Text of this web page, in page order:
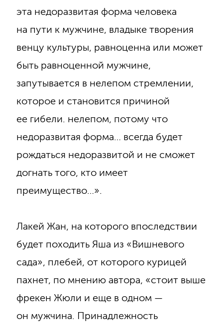
эта недоразвитая форма человека
на пути к мужчине, владыке творения
венцу культуры, равноценна или может
быть равноценной мужчине,
запутывается в нелепом стремлении,
которое и становится причиной
ее гибели. нелепом, потому что
недоразвитая форма… всегда будет
рождаться недоразвитой и не сможет
догнать того, кто имеет
преимущество…».
Лакей Жан, на которого впоследствии
будет походить Яша из «Вишневого
сада», плебей, от которого курицей
пахнет, по мнению автора, «стоит выше
фрекен Жюли и еще в одном —
он мужчина. Принадлежность